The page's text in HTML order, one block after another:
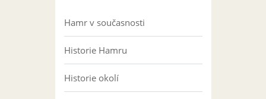
Hamr v současnosti
Historie Hamru
Historie okolí